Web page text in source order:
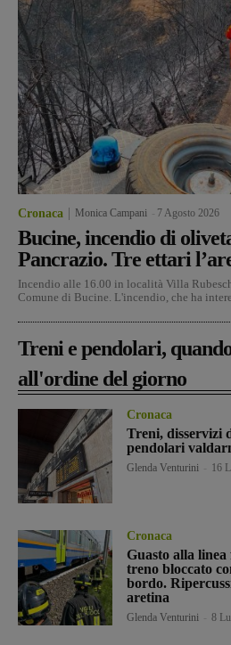
Cronaca Monica Campani 7 Agosto 2026
Bucine, incendio di
Pancrazio. Tre ettari
Incendio alle 16.00 in località Villa
Comune di Bucine. L'incendio, che ha
Treni e pendolari,
all'ordine del giorno
Cronaca
Treni, disservizi
pendolari
Glenda Venturini 16
Cronaca
Guasto alla
treno bloccato
bordo.
aretina
Glenda Venturini 8